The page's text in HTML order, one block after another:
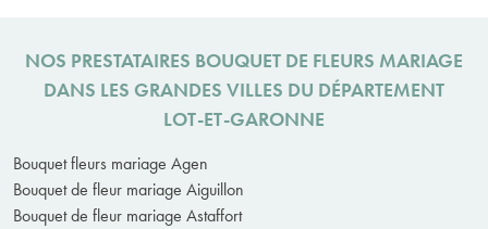
NOS PRESTATAIRES BOUQUET DE FLEURS MARIAGE
DANS LES GRANDES VILLES DU DÉPARTEMENT
LOT-ET-GARONNE
Bouquet fleurs mariage Agen
Bouquet de fleur mariage Aiguillon
Bouquet de fleur mariage Astaffort